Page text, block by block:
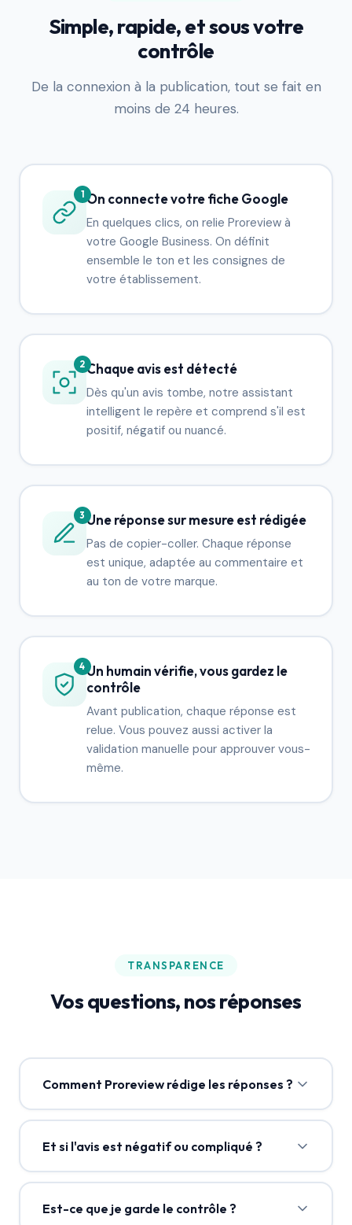
Simple, rapide, et sous votre
contrôle
De la connexion à la publication, tout se fait en
moins de 24 heures.
1 On connecte votre fiche Google
En quelques clics, on relie Proreview à
votre Google Business. On définit
ensemble le ton et les consignes de
votre établissement.
2Chaque avis est détecté
Dès qu'un avis tombe, notre assistant
intelligent le repère et comprend s'il est
positif, négatif ou nuancé.
3Une réponse sur mesure est rédigée
Pas de copier-coller. Chaque réponse
est unique, adaptée au commentaire et
au ton de votre marque.
4Un humain vérifie, vous gardez le
contrôle
Avant publication, chaque réponse est
relue. Vous pouvez aussi activer la
validation manuelle pour approuver vous-
même.
TRANSPARENCE
Vos questions, nos réponses
Comment Proreview rédige les réponses ?
Et si l'avis est négatif ou compliqué ?
Est-ce que je garde le contrôle ?